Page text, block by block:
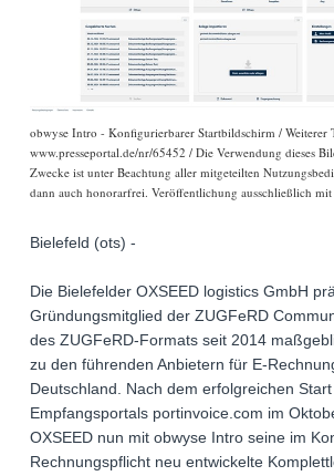
obwyse Intro - Konfigurierbarer Startbildschirm / Weiterer
www.presseportal.de/nr/65452 / Die Verwendung dieses
Zwecke ist unter Beachtung aller mitgeteilten
dann auch honorarfrei. Veröffentlichung ausschließlich
Bielefeld (ots) -
Die Bielefelder OXSEED logistics GmbH
Gründungsmitglied der ZUGFeRD
des ZUGFeRD-Formats seit 2014
zu den führenden Anbietern für E-
Deutschland. Nach dem erfolgreichen
Empfangsportals portinvoice.com im
OXSEED nun mit obwyse Intro seine im
Rechnungspflicht neu entwickelte